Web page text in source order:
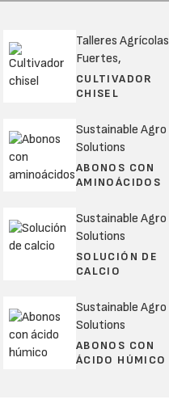
Talleres Agrícolas
Fuertes,
CULTIVADOR
CHISEL
Sustainable Agro
Solutions
ABONOS CON
AMINOÁCIDOS
Sustainable Agro
Solutions
SOLUCIÓN DE
CALCIO
Sustainable Agro
Solutions
ABONOS CON
ÁCIDO HÚMICO